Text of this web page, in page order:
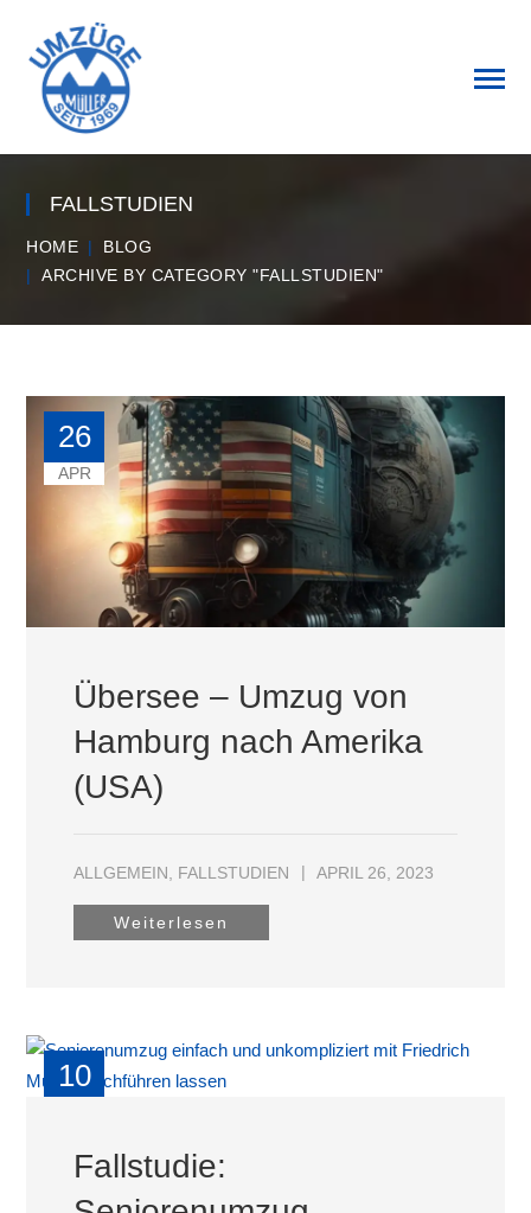
FALLSTUDIEN
HOME
BLOG
ARCHIVE BY CATEGORY "FALLSTUDIEN"
26
APR
Übersee – Umzug von
Hamburg nach Amerika
(USA)
ALLGEMEIN FALLSTUDIEN APRIL 26, 2023
Weiterlesen
10
Fallstudie: